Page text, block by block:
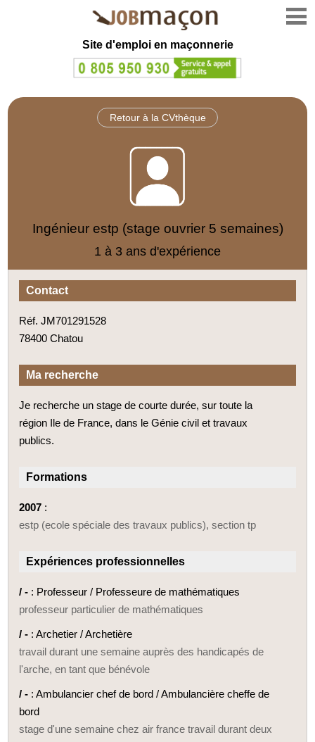
Site d'emploi en maçonnerie
Retour à la CVthèque
Ingénieur estp (stage ouvrier 5 semaines)
1 à 3 ans d'expérience
Contact
Réf. JM701291528
78400 Chatou
Ma recherche
Je recherche un stage de courte durée, sur toute la
région Ile de France, dans le Génie civil et travaux
publics.
Formations
2007 :
estp (ecole spéciale des travaux publics), section tp
Expériences professionnelles
/ - : Professeur / Professeure de mathématiques
professeur particulier de mathématiques
/ - : Archetier / Archetière
travail durant une semaine auprès des handicapés de
l'arche, en tant que bénévole
/ - : Ambulancier chef de bord / Ambulancière cheffe de
bord
stage d'une semaine chez air france travail durant deux